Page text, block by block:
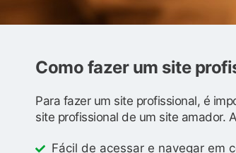
Como fazer um site
Para fazer um site profissional, é
site profissional de um site amador.
Fácil de acessar e navegar em